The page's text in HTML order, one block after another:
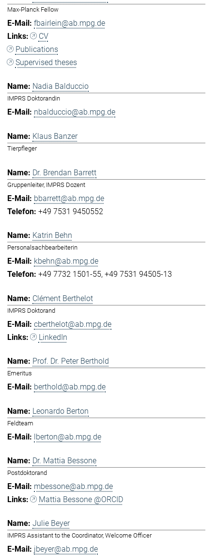
Max-Planck Fellow
fbairlein@ab.mpg.de
CV
Publications
Supervised theses
Nadia Balduccio
IMPRS Doktorandin
nbalduccio@ab.mpg.de
Klaus Banzer
Tierpfleger
Dr. Brendan Barrett
Gruppenleiter, IMPRS Dozent
bbarrett@ab.mpg.de
+49 7531 9450552
Katrin Behn
Personalsachbearbeiterin
kbehn@ab.mpg.de
+49 7732 1501-55 +49 7531 94505-13
Clément Berthelot
IMPRS Doktorand
cberthelot@ab.mpg.de
LinkedIn
Prof. Dr. Peter Berthold
Emeritus
berthold@ab.mpg.de
Leonardo Berton
Feldteam
lberton@ab.mpg.de
Dr. Mattia Bessone
Postdoktorand
mbessone@ab.mpg.de
Mattia Bessone @ORCID
Julie Beyer
IMPRS Assistant to the Coordinator, Welcome Officer
jbeyer@ab.mpg.de